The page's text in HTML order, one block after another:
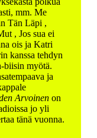
mm. Me
Tän Läpi ,
, Jos sua ei
ois ja Katri
kanssa tehdyn
biisin myötä.
ja
Arvoinenon
jo yli
tänä vuonna.